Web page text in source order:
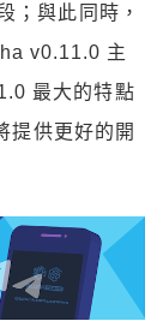
；與此同時，
v0.11.0 主
最大的特點
提供更好的開